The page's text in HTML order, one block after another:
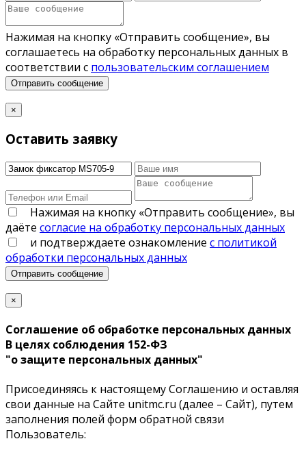
Нажимая на кнопку «Отправить сообщение», вы
соглашаетесь на обработку персональных данных в
соответствии с пользовательским соглашением
Отправить сообщение
×
Оставить заявку
Нажимая на кнопку «Отправить сообщение», вы
даёте согласие на обработку персональных данных
и подтверждаете ознакомление с политикой
обработки персональных данных
Отправить сообщение
×
Соглашение об обработке персональных данных
В целях соблюдения 152-ФЗ
"о защите персональных данных"
Присоединяясь к настоящему Соглашению и оставляя
свои данные на Сайте unitmc.ru (далее – Сайт), путем
заполнения полей форм обратной связи
Пользователь: